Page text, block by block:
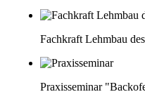
Fachkraft Lehmbau
Praxisseminar